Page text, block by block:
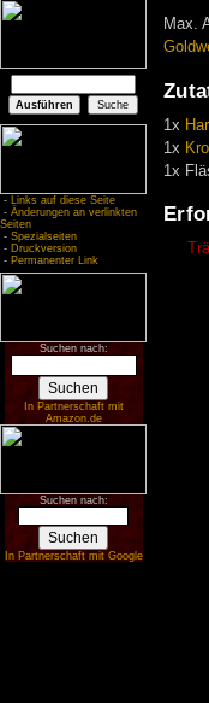
- Links auf diese Seite
- Änderungen an verlinkten
Seiten
- Spezialseiten
- Druckversion
- Permanenter Link
Suchen nach:
In Partnerschaft mit
Amazon.de
Suchen nach:
In Partnerschaft mit Google
Max.
1x
1x
1x